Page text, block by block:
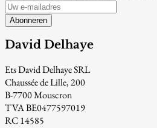
Abonneren
David Delhaye
Ets David Delhaye SRL
Chaussée de Lille, 200
B-7700 Mouscron
TVA BE0477597019
RC 14585